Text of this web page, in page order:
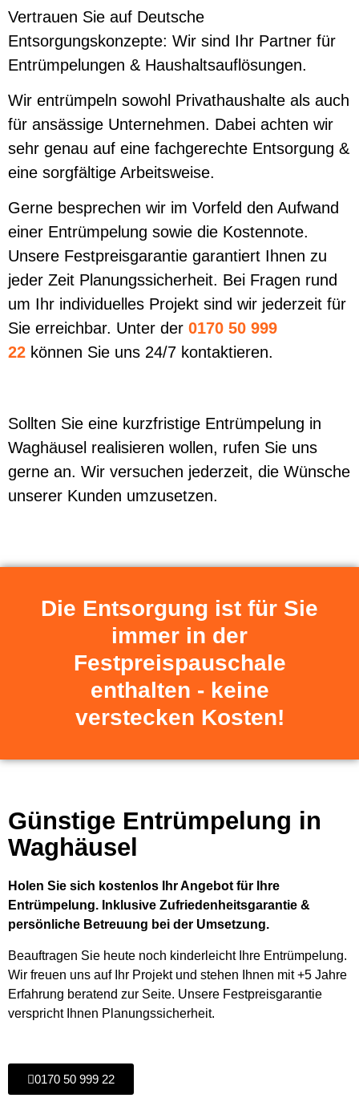
Vertrauen Sie auf Deutsche
Entsorgungskonzepte: Wir sind Ihr Partner für
Entrümpelungen & Haushaltsauflösungen.
Wir entrümpeln sowohl Privathaushalte als auch
für ansässige Unternehmen. Dabei achten wir
sehr genau auf eine fachgerechte Entsorgung &
eine sorgfältige Arbeitsweise.
Gerne besprechen wir im Vorfeld den Aufwand
einer Entrümpelung sowie die Kostennote.
Unsere Festpreisgarantie garantiert Ihnen zu
jeder Zeit Planungssicherheit. Bei Fragen rund
um Ihr individuelles Projekt sind wir jederzeit für
Sie erreichbar. Unter der 0170 50 999
22 können Sie uns 24/7 kontaktieren.
Sollten Sie eine kurzfristige Entrümpelung in
Waghäusel realisieren wollen, rufen Sie uns
gerne an. Wir versuchen jederzeit, die Wünsche
unserer Kunden umzusetzen.
Die Entsorgung ist für Sie
immer in der
Festpreispauschale
enthalten - keine
verstecken Kosten!
Günstige Entrümpelung in
Waghäusel
Holen Sie sich kostenlos Ihr Angebot für Ihre
Entrümpelung. Inklusive Zufriedenheitsgarantie &
persönliche Betreuung bei der Umsetzung.
Beauftragen Sie heute noch kinderleicht Ihre Entrümpelung.
Wir freuen uns auf Ihr Projekt und stehen Ihnen mit +5 Jahre
Erfahrung beratend zur Seite. Unsere Festpreisgarantie
verspricht Ihnen Planungssicherheit.
0170 50 999 22